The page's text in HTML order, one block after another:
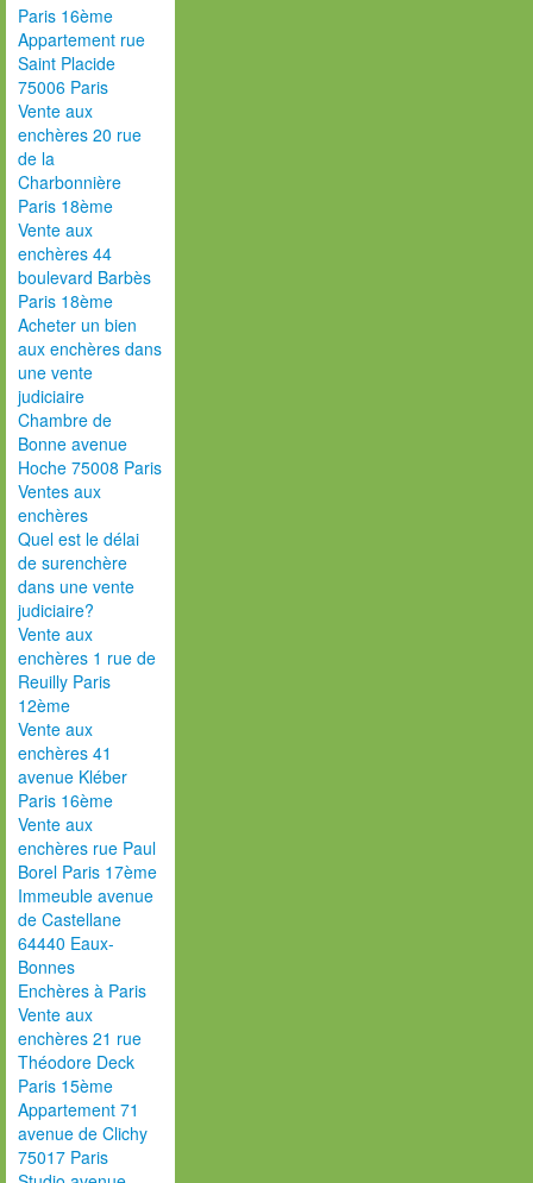
Paris 16ème
Appartement rue
Saint Placide
75006 Paris
Vente aux
enchères 20 rue
de la
Charbonnière
Paris 18ème
Vente aux
enchères 44
boulevard Barbès
Paris 18ème
Acheter un bien
aux enchères dans
une vente
judiciaire
Chambre de
Bonne avenue
Hoche 75008 Paris
Ventes aux
enchères
Quel est le délai
de surenchère
dans une vente
judiciaire?
Vente aux
enchères 1 rue de
Reuilly Paris
12ème
Vente aux
enchères 41
avenue Kléber
Paris 16ème
Vente aux
enchères rue Paul
Borel Paris 17ème
Immeuble avenue
de Castellane
64440 Eaux-
Bonnes
Enchères à Paris
Vente aux
enchères 21 rue
Théodore Deck
Paris 15ème
Appartement 71
avenue de Clichy
75017 Paris